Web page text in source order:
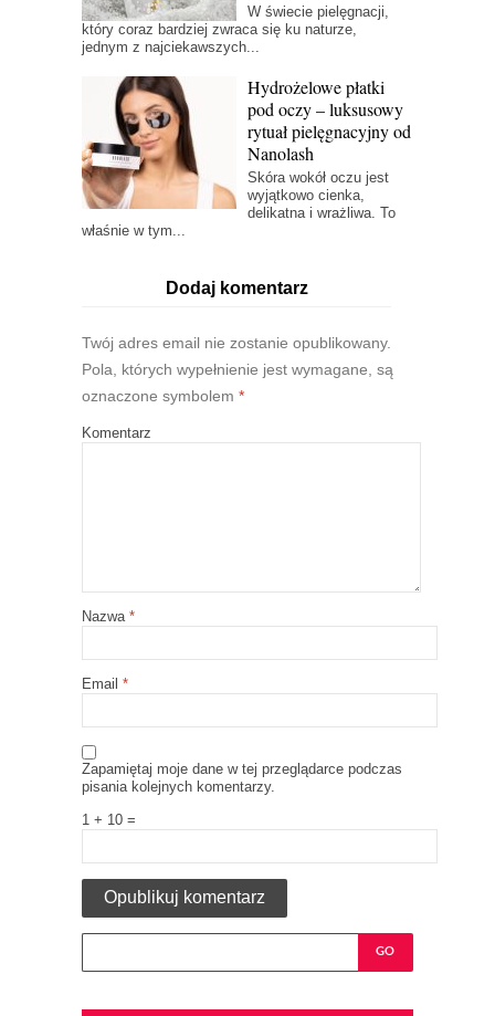
W świecie pielęgnacji,
który coraz bardziej zwraca się ku naturze,
jednym z najciekawszych...
Hydrożelowe płatki
pod oczy – luksusowy
rytuał pielęgnacyjny od
Nanolash
Skóra wokół oczu jest
wyjątkowo cienka,
delikatna i wrażliwa. To
właśnie w tym...
Dodaj komentarz
Twój adres email nie zostanie opublikowany.
Pola, których wypełnienie jest wymagane, są
oznaczone symbolem *
Komentarz
Nazwa *
Email *
Zapamiętaj moje dane w tej przeglądarce podczas
pisania kolejnych komentarzy.
1 + 10 =